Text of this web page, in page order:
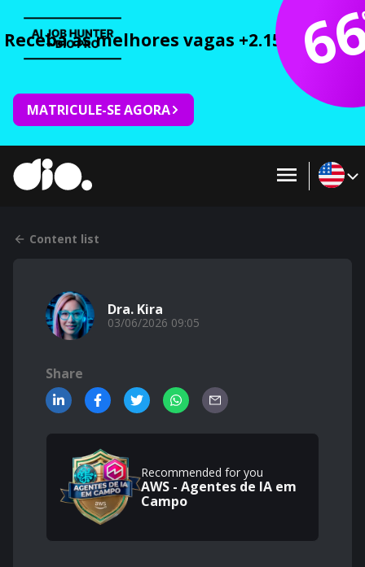
Receba as melhores vagas +2.150 cursos
MATRICULE-SE AGORA
Content list
Dra. Kira
03/06/2026 09:05
Share
Recommended for you
AWS - Agentes de IA em
Campo